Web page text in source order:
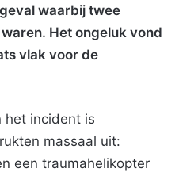
waarbij twee
Het ongeluk vond
vlak voor de
het incident is
massaal uit:
een traumahelikopter